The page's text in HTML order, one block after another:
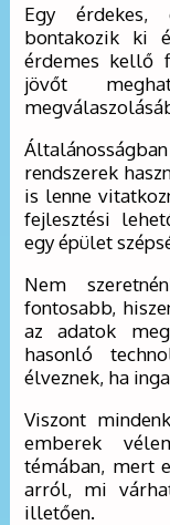
Egy érdekes,
bontakozik ki
érdemes kellő
jövőt
rendszerek
is lenne
fejlesztési
egy épület
Nem
fontosabb,
az adatok
hasonló
élveznek, ha
Viszont
emberek
témában, mert
arról, mi
illetően.